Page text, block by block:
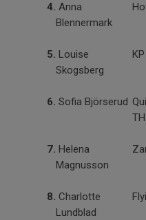
4. Anna
Blennermark
5. Louise
Skogsberg
6. Sofia Björserud
TH
7. Helena
Magnusson
8. Charlotte
Lundblad